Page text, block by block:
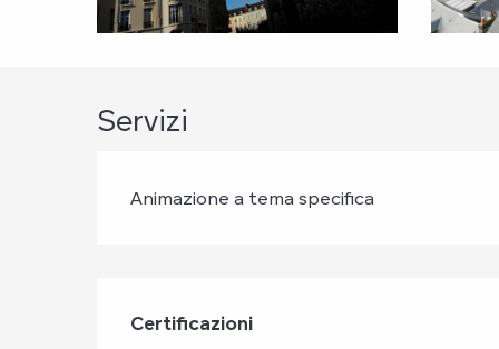
Servizi
Animazione a tema specifica
Offerte di
Certificazioni
Certificazioni